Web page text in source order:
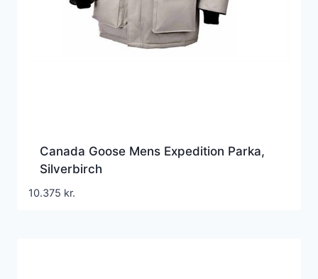
Canada Goose Mens Expedition Parka,
Silverbirch
10.375 kr.